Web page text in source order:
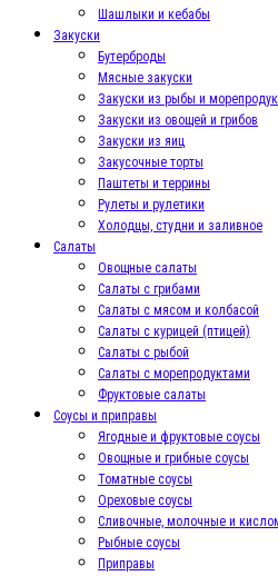
Шашлыки и кебабы
Закуски
Бутерброды
Мясные закуски
Закуски из рыбы и
Закуски из овощей и грибов
Закуски из яиц
Закусочные торты
Паштеты и террины
Рулеты и рулетики
Холодцы, студни и заливное
Салаты
Овощные салаты
Салаты с грибами
Салаты с мясом и колбасой
Салаты с курицей (птицей)
Салаты с рыбой
Салаты с морепродуктами
Фруктовые салаты
Соусы и приправы
Ягодные и фруктовые соусы
Овощные и грибные соусы
Томатные соусы
Ореховые соусы
Сливочные, молочные и
Рыбные соусы
Приправы